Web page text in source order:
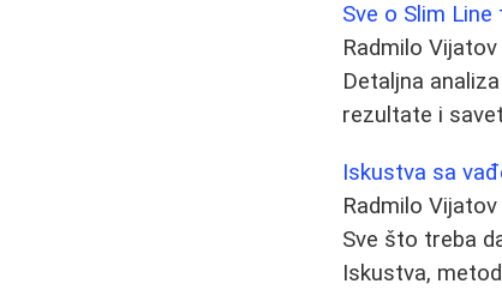
Sve o Slim
Radmilo Vijatov
Detaljna
rezultate i
Iskustva sa
Radmilo Vijatov
Sve što treba
Iskustva,